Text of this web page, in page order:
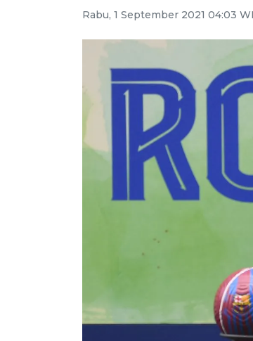
Rabu, 1 September 2021 04:03